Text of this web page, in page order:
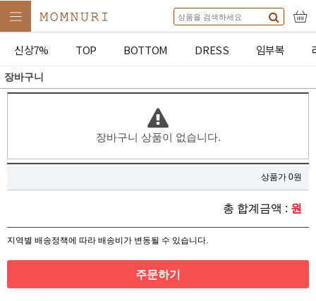
신상7% TOP BOTTOM DRESS 임부복
장바구니
장바구니 상품이 없습니다.
상품가 0원
총 합계금액 : 원
지역별 배송정책에 따라 배송비가 변동될 수 있습니다.
주문하기